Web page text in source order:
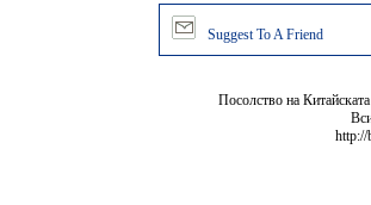
Suggest To A Friend
Посолство на
http://